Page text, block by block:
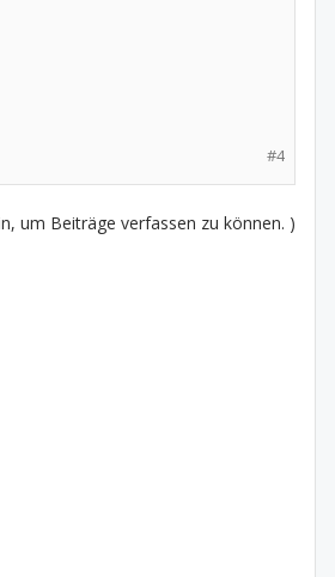
#4
um Beiträge verfassen zu können. )